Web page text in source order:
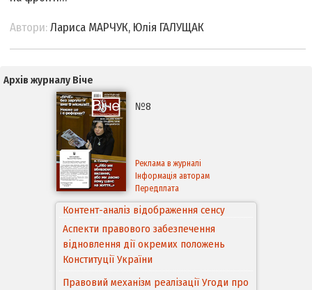
Автори:Лариса МАРЧУК, Юлія ГАЛУЩАК
Архів журналу Віче
№8
Реклама в журналі
Інформація авторам
Передплата
Аспекти правового забезпечення
відновлення дії окремих положень
Конституції України
Правовий механізм реалізації Угоди про
асоціацію між Україною та